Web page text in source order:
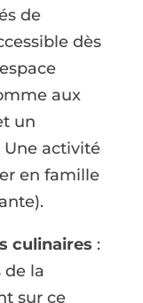
de
dès
aux
un
activité
en famille
culinaires :
de la
sur ce